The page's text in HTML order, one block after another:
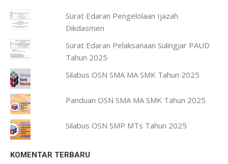
Surat Edaran Pengelolaan Ijazah
Dikdasmen
Surat Edaran Pelaksanaan Sulingjar PAUD
Tahun 2025
Silabus OSN SMA MA SMK Tahun 2025
Panduan OSN SMA MA SMK Tahun 2025
Silabus OSN SMP MTs Tahun 2025
KOMENTAR TERBARU